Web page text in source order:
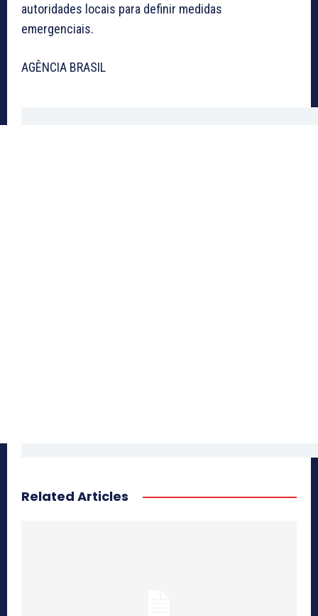
autoridades locais para definir medidas
emergenciais.
AGÊNCIA BRASIL
Related Articles